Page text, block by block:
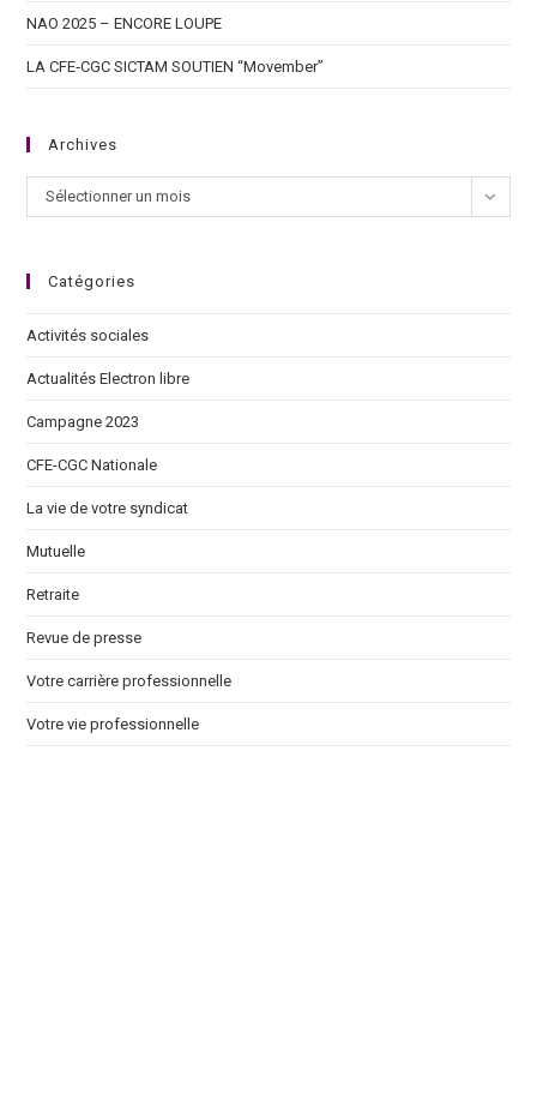
NAO 2025 – ENCORE LOUPE
LA CFE‑CGC SICTAM SOUTIEN “Movember”
Archives
Sélectionner un mois
Catégories
Activités sociales
Actualités Electron libre
Campagne 2023
CFE-CGC Nationale
La vie de votre syndicat
Mutuelle
Retraite
Revue de presse
Votre carrière professionnelle
Votre vie professionnelle